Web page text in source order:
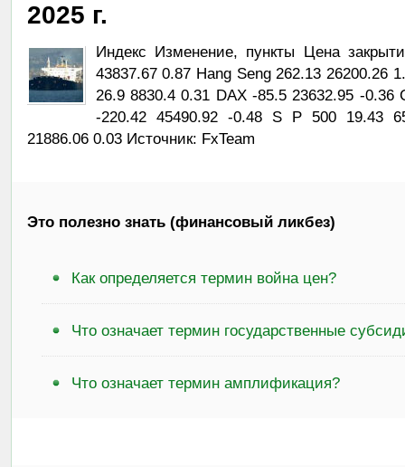
2025 г.
Индекс Изменение, пункты Цена
43837.67 0.87 Hang Seng 262.13 26200.26
26.9 8830.4 0.31 DAX -85.5 23632.95 -0.36
-220.42 45490.92 -0.48 S P 500 19.43
21886.06 0.03 Источник: FxTeam
Это полезно знать (финансовый ликбез)
Как определяется термин война цен?
Что означает термин государственные
Что означает термин амплификация?